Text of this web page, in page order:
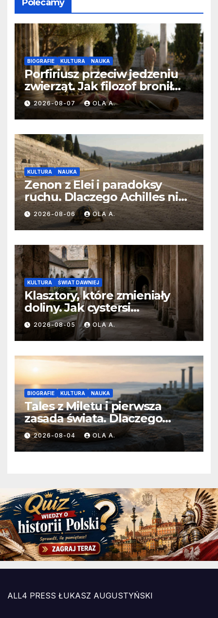
Polecamy
BIOGRAFIE KULTURA NAUKA
Porfiriusz przeciw jedzeniu
zwierząt. Jak filozof bronił
diety bez mięsa?
2026-08-07 OLA A.
KULTURA NAUKA
Zenon z Elei i paradoksy
ruchu. Dlaczego Achilles nie
dogania żółwia?
2026-08-06 OLA A.
KULTURA ŚWIAT DAWNIEJ
Klasztory, które zmieniały
doliny. Jak cystersi
kształtowali średniowieczną
Europę?
2026-08-05 OLA A.
BIOGRAFIE KULTURA NAUKA
Tales z Miletu i pierwsza
zasada świata. Dlaczego
wybrał wodę?
2026-08-04 OLA A.
ALL4 PRESS ŁUKASZ AUGUSTYŃSKI